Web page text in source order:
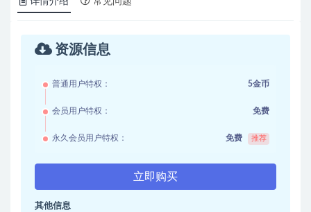
资源信息
普通用户特权： 5金币
会员用户特权： 免费
永久会员用户特权： 免费 推荐
立即购买
其他信息